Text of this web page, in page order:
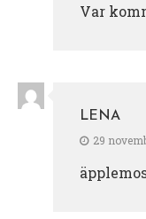
Var
LENA
29